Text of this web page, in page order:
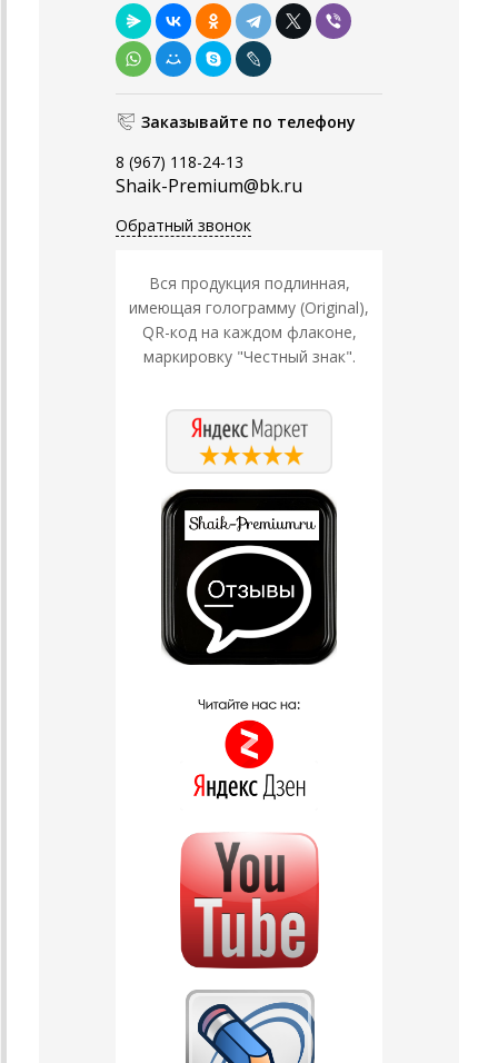
Заказывайте по телефону
8 (967) 118-24-13
Shaik-Premium@bk.ru
Обратный звонок
Вся продукция подлинная,
имеющая голограмму (Original),
QR-код на каждом флаконе,
маркировку "Честный знак".